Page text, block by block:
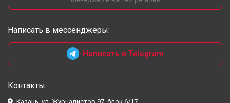
Написать в мессенджеры:
Написать в Telegram
Контакты: